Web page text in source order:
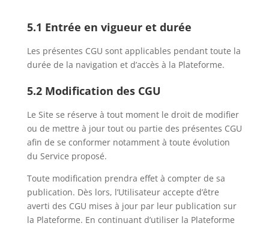
5.1 Entrée en vigueur et durée
Les présentes CGU sont applicables pendant toute la
durée de la navigation et d’accès à la Plateforme.
5.2 Modification des CGU
Le Site se réserve à tout moment le droit de modifier
ou de mettre à jour tout ou partie des présentes CGU
afin de se conformer notamment à toute évolution
du Service proposé.
Toute modification prendra effet à compter de sa
publication. Dès lors, l’Utilisateur accepte d’être
averti des CGU mises à jour par leur publication sur
la Plateforme. En continuant d’utiliser la Plateforme